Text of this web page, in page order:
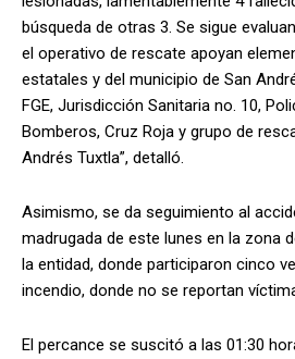
búsqueda de otras 3. Se sigue
el operativo de rescate apoyan
estatales y del municipio de San
FGE, Jurisdicción Sanitaria no. 10,
Bomberos, Cruz Roja y grupo de
Andrés Tuxtla”, detalló.
Asimismo, se da seguimiento al
madrugada de este lunes en la zona
la entidad, donde participaron cinco
incendio, donde no se reportan
El percance se suscitó a las 01:30